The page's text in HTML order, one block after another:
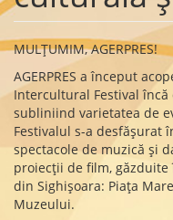
MULȚUMIM, AGERPRES!
AGERPRES a început
Intercultural Festival
subliniind varietatea de
Festivalul s-a desfășurat
spectacole de muzică și
proiecții de film,
din Sighișoara: Piața
Muzeului.